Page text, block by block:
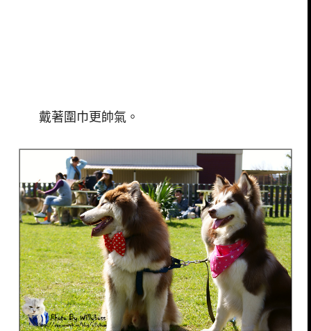
戴著圍巾更帥氣。